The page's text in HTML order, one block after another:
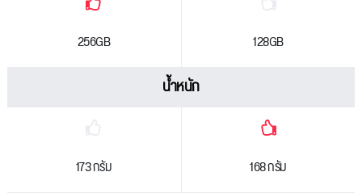
256GB 128GB
น้ำหนัก
173 กรัม 168 กรัม